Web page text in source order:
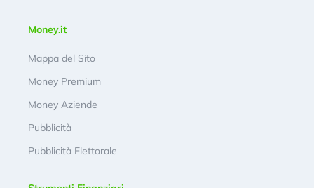
Money.it
Mappa del Sito
Money Premium
Money Aziende
Pubblicità
Pubblicità Elettorale